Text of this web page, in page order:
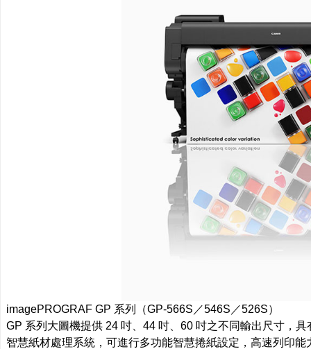
imagePROGRAF GP 系列（GP-566S／546S／526S）
GP 系列大圖機提供 24 吋、44 吋、60 吋之不同輸出尺寸，
智慧紙材處理系統，可進行多功能智慧捲紙設定，高速列印